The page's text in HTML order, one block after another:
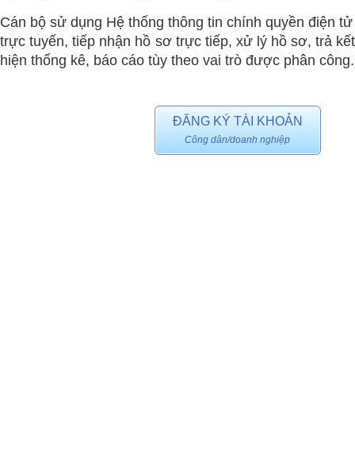
Cán bộ sử dụng Hệ thống thông tin chính quyền điện
trực tuyến, tiếp nhận hồ sơ trực tiếp, xử lý hồ sơ, trả
hiện thống kê, báo cáo tùy theo vai trò được phân công.
ĐĂNG KÝ TÀI KHOẢN
Công dân/doanh nghiệp